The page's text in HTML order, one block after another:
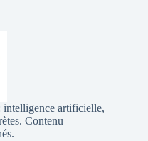
intelligence artificielle,
Contenu